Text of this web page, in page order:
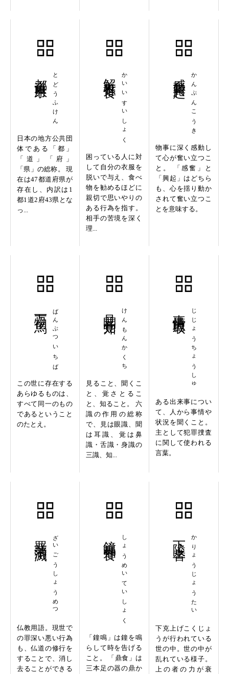
とどうふけん
日本の地方公共団
体である「都」
「道」「府」
「県」の総称。 現
在は47都道府県が
存在し、内訳は1
都1道2府43県とな
っ...
かいいすいしょく
困っている人に対
して自分の衣服を
脱いで与え、食べ
物を勧めるほどに
親切で思いやりの
ある行為を指す。
相手の苦境を深く
理...
かんぷんこうき
物事に深く感動し
て心が奮い立つこ
と。 「感奮」と
「興起」はどちら
も、心を揺り動か
されて奮い立つこ
とを意味する。
ばんぶついちば
この世に存在する
あらゆるものは、
すべて同一のもの
であるということ
のたとえ。
けんもんかくち
見ること、聞くこ
と、覚さとるこ
と、知ること。 六
識の作用の総称
で、見は眼識、聞
は耳識、覚は鼻
識・舌識・身識の
三識、知...
じじょうちょうしゅ
ある出来事につい
て、人から事情や
状況を聞くこと。
主として犯罪捜査
に関して使われる
言葉。
ざいごうしょうめつ
仏教用語。現世で
の罪深い悪い行為
も、仏道の修行を
することで、消し
去ることができる
しょうめいていしょく
「鐘鳴」は鐘を鳴
らして時を告げる
こと。 「鼎食」は
三本足の器の鼎か
かりょうじょうたい
下克上げこくじょ
うが行われている
世の中。世の中が
乱れている様子。
上の者の力が衰